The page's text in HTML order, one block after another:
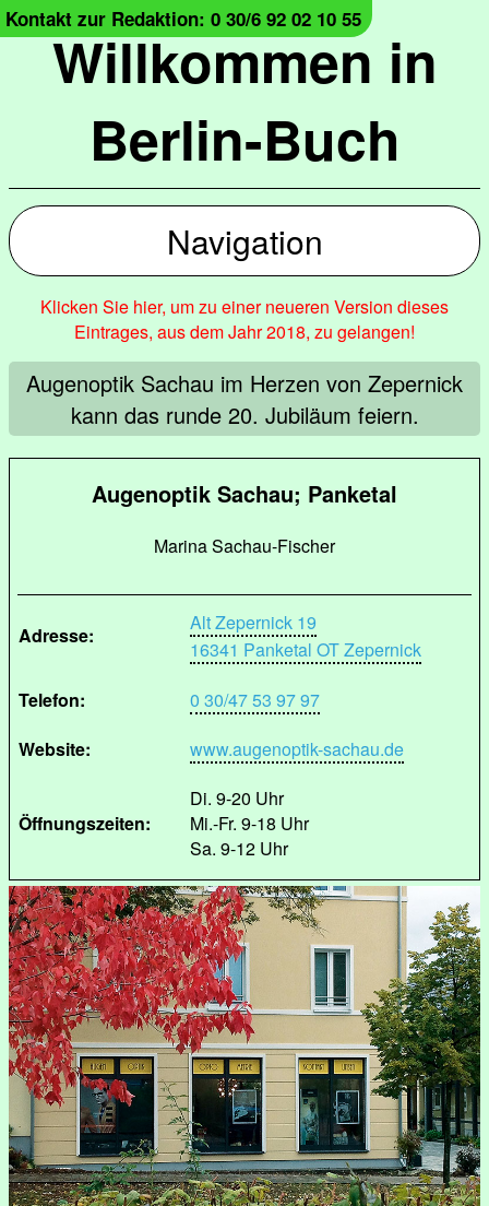
Willkommen in
Berlin-Buch
Kontakt zur Redaktion: 0 30/6 92 02 10 55
Navigation
Klicken Sie hier, um zu einer neueren Version dieses
Eintrages, aus dem Jahr 2018, zu gelangen!
Augenoptik Sachau im Herzen von Zepernick
kann das runde 20. Jubiläum feiern.
Augenoptik Sachau; Panketal
Marina Sachau-Fischer
Adresse:
Alt Zepernick 19
16341 Panketal OT Zepernick
Telefon:
0 30/47 53 97 97
Website:
www.augenoptik-sachau.de
Öffnungszeiten:
Di. 9-20 Uhr
Mi.-Fr. 9-18 Uhr
Sa. 9-12 Uhr